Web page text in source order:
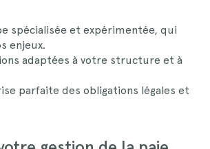
spécialisée et expérimentée, qui
enjeux.
adaptées à votre structure et à
parfaite des obligations légales et